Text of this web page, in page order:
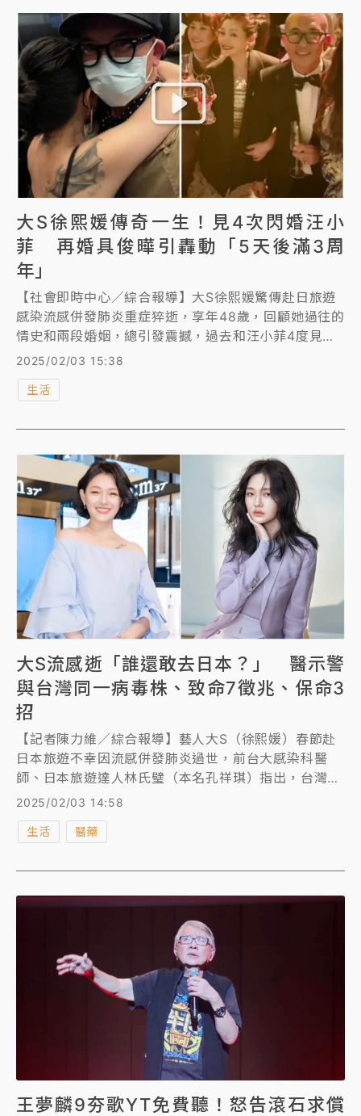
大S徐熙媛傳奇一生！見4次閃婚汪小
菲 再婚具俊曄引轟動「5天後滿3周
年」
【社會即時中心／綜合報導】大S徐熙媛驚傳赴日旅遊
感染流感併發肺炎重症猝逝，享年48歲，回顧她過往的
情史和兩段婚姻，總引發震撼，過去和汪小菲4度見面
就閃婚，離婚後又因為電話沒換重逢20年前的初戀具俊
曄，兩人火速再婚引發轟動，沒想到這段幸福婚姻維持
不到3年，再過5天就是結婚紀念日，卻因她猝逝畫下句
2025/02/03 15:38
生活
大S流感逝「誰還敢去日本？」 醫示警
與台灣同一病毒株、致命7徵兆、保命3
招
【記者陳力維／綜合報導】藝人大S（徐熙媛）春節赴
日本旅遊不幸因流感併發肺炎過世，前台大感染科醫
師、日本旅遊達人林氏璧（本名孔祥琪）指出，台灣與
日本這一次主要流行的是同一個病毒株：A型流感
啊？」而胸腔科醫師杜承哲則點出「致命7大徵兆」，
打就趕快打」！
2025/02/03 14:58
生活 醫藥
王夢麟9夯歌YT免費聽！怒告滾石求償